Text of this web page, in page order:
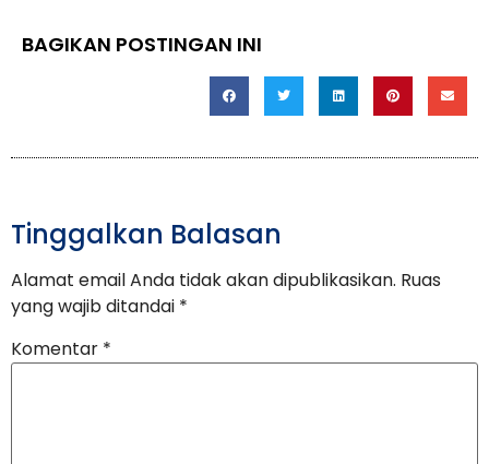
BAGIKAN POSTINGAN INI
Tinggalkan Balasan
Alamat email Anda tidak akan dipublikasikan. Ruas
yang wajib ditandai *
Komentar *